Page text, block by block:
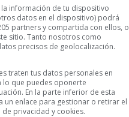
información de tu dispositivo
datos en el dispositivo) podrá
partners y compartida con ellos, o
sitio. Tanto nosotros como
precisos de geolocalización.
traten tus datos personales en
lo que puedes oponerte
En la parte inferior de esta
un enlace para gestionar o retirar el
privacidad y cookies.